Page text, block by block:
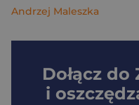
Andrzej Maleszka
Dołącz do
i